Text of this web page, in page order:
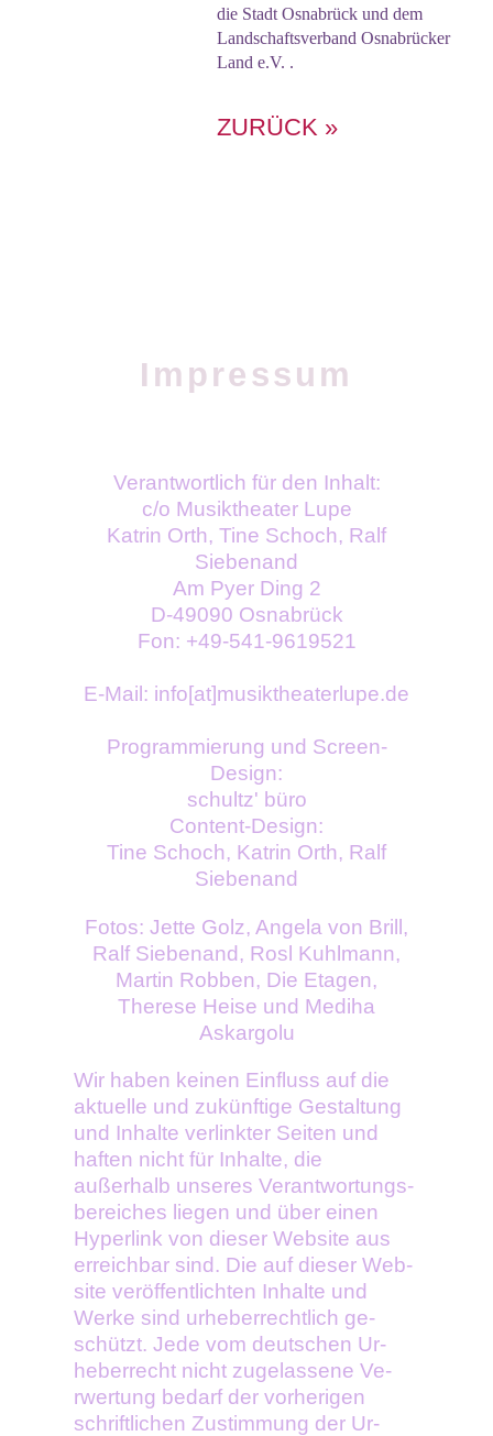
die Stadt Osnabrück und dem
Landschaftsverband Osnabrücker
Land e.V. .
ZURÜCK »
Impressum
Verantwortlich für den Inhalt:
c/o Musiktheater Lupe
Katrin Orth, Tine Schoch, Ralf
Siebenand
Am Pyer Ding 2
D-49090 Osnabrück
Fon: +49-541-9619521
E-Mail: info[at]musiktheaterlupe.de
Programmierung und Screen-
Design:
schultz' büro
Content-Design:
Tine Schoch, Katrin Orth, Ralf
Siebenand
Fotos: Jette Golz, Angela von Brill,
Ralf Siebenand, Rosl Kuhlmann,
Martin Robben, Die Etagen,
Therese Heise und Mediha
Askargolu
Wir haben keinen Ein­fluss auf die
aktuelle und zukünf­tige Gestal­tung
und Inhalte verlinkter Seiten und
haften nicht für Inhalte, die
außerhalb unseres Verant­wortungs­
bereiches liegen und über einen
Hyper­link von dieser Web­site aus
er­reich­bar sind. Die auf dieser Web­
site ver­öffent­lich­ten In­halte und
Werke sind ur­heber­rechtlich ge­
schützt. Jede vom deutschen Ur­
heber­recht nicht zu­gelas­sene Ve­
rwertung be­darf der vorhe­rigen
schrift­lichen Zu­stimmung der Ur­